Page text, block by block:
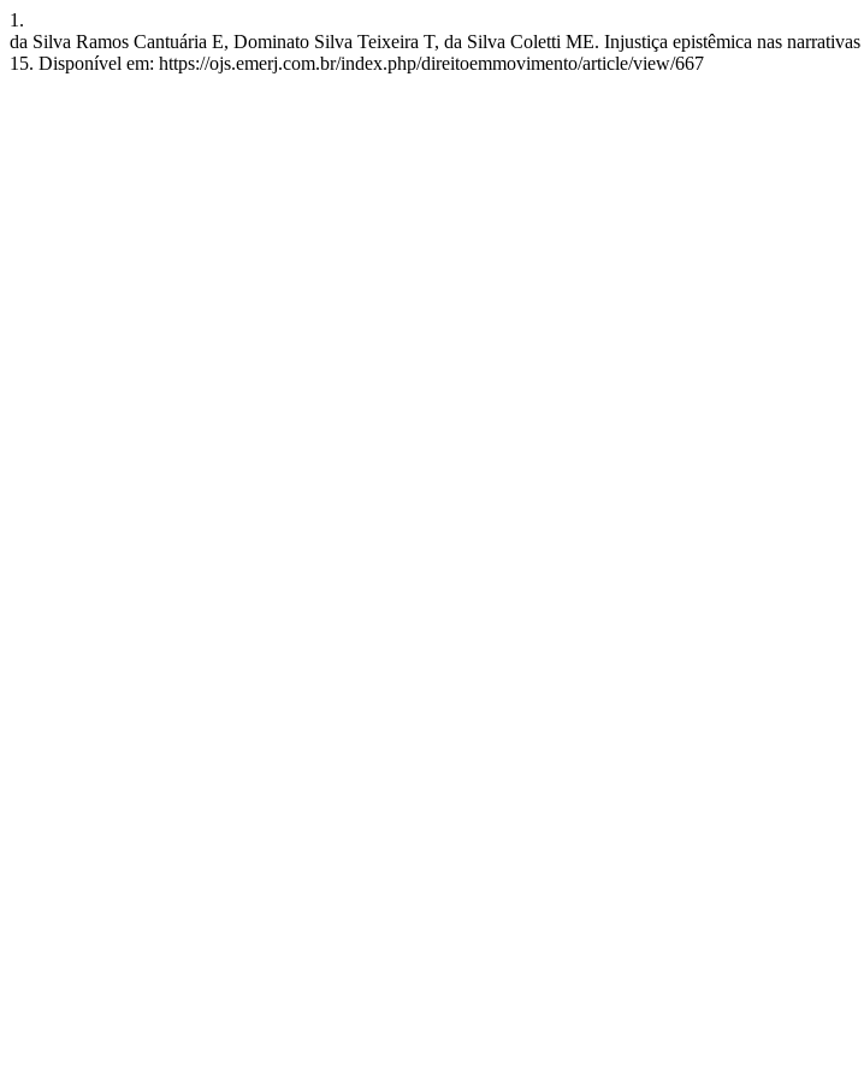
1.
da Silva Ramos Cantuária E, Dominato Silva Teixeira T, da Silva Coletti ME. Injustiça epistêmica nas
15. Disponível em: https://ojs.emerj.com.br/index.php/direitoemmovimento/article/view/667